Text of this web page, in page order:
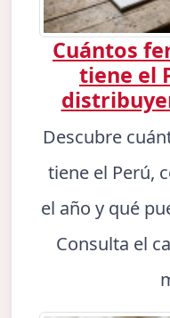
Cuántos
tiene el
Descubre
tiene el Perú,
el año y qué
Consulta el